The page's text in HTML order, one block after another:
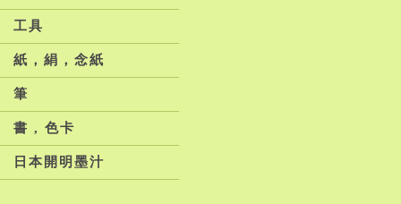
工具
紙，絹，念紙
筆
書 , 色卡
日本開明墨汁